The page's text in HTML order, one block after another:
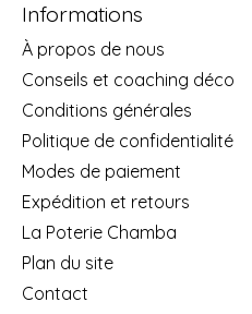
Informations
À propos de nous
Conseils et coaching déco
Conditions générales
Politique de confidentialité
Modes de paiement
Expédition et retours
La Poterie Chamba
Plan du site
Contact